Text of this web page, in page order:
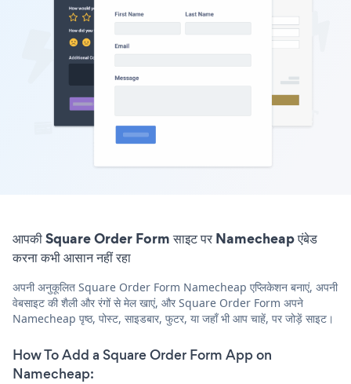
आपकी Square Order Form साइट पर Namecheap एंबेड
करना कभी आसान नहीं रहा
अपनी अनुकूलित Square Order Form Namecheap एप्लिकेशन बनाएं, अपनी
वेबसाइट की शैली और रंगों से मेल खाएं, और Square Order Form अपने
Namecheap पृष्ठ, पोस्ट, साइडबार, फुटर, या जहाँ भी आप चाहें, पर जोड़ें साइट।
How To Add a Square Order Form App on
Namecheap: